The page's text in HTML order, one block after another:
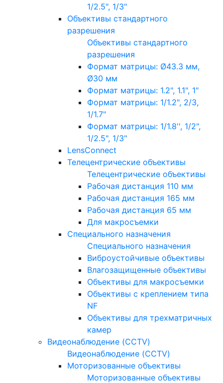
1/2.5", 1/3"
Объективы стандартного
разрешения
Объективы стандартного
разрешения
Формат матрицы: Ø43.3 мм,
Ø30 мм
Формат матрицы: 1.2", 1.1", 1"
Формат матрицы: 1/1.2", 2/3,
1/1.7"
Формат матрицы: 1/1.8'', 1/2",
1/2.5", 1/3"
LensConnect
Телецентрические объективы
Телецентрические объективы
Рабочая дистанция 110 мм
Рабочая дистанция 165 мм
Рабочая дистанция 65 мм
Для макросъемки
Специального назначения
Специального назначения
Виброустойчивые объективы
Влагозащищенные объективы
Объективы для макросъемки
Объективы с креплением типа
NF
Объективы для трехматричных
камер
Видеонаблюдение (CCTV)
Видеонаблюдение (CCTV)
Моторизованные объективы
Моторизованные объективы